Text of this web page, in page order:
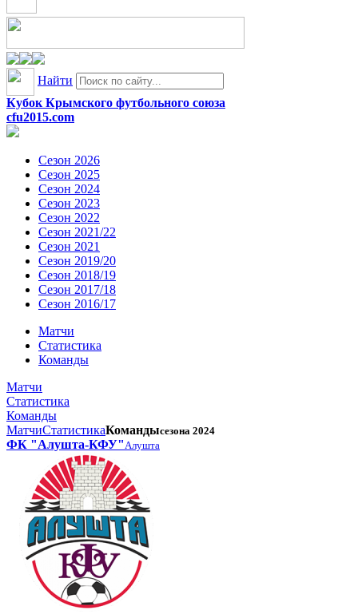
Найти
Кубок Крымского футбольного союза
cfu2015.com
Сезон 2026
Сезон 2025
Сезон 2024
Сезон 2023
Сезон 2022
Сезон 2021/22
Сезон 2021
Сезон 2019/20
Сезон 2018/19
Сезон 2017/18
Сезон 2016/17
Матчи
Статистика
Команды
Матчи
Статистика
Команды
МатчиСтатистикаКомандысезона 2024
ФК "Алушта-КФУ"Алушта